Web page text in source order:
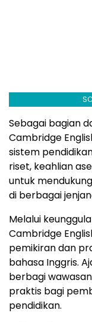
Sebagai bagian
Cambridge
sistem
riset, keahlian
untuk
di berbagai
Melalui
Cambridge
pemikiran dan
bahasa Inggris.
berbagi
praktis bagi
pendidikan.